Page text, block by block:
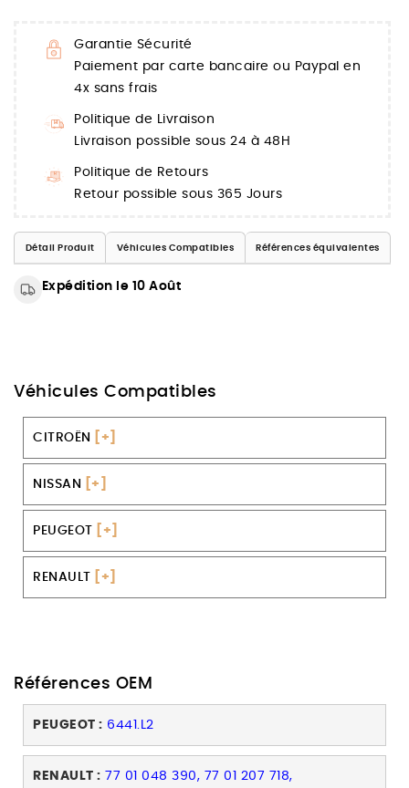
Garantie Sécurité
Paiement par carte bancaire ou Paypal en
4x sans frais
Politique de Livraison
Livraison possible sous 24 à 48H
Politique de Retours
Retour possible sous 365 Jours
Détail Produit Véhicules Compatibles Références équivalentes
Expédition le 10 Août
Véhicules Compatibles
CITROËN [+]
NISSAN [+]
PEUGEOT [+]
RENAULT [+]
Références OEM
PEUGEOT : 6441.L2
RENAULT : 77 01 048 390, 77 01 207 718,